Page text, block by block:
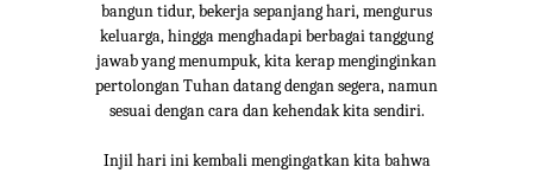
bangun tidur, bekerja sepanjang hari, mengurus
keluarga, hingga menghadapi berbagai tanggung
jawab yang menumpuk, kita kerap menginginkan
pertolongan Tuhan datang dengan segera, namun
sesuai dengan cara dan kehendak kita sendiri.
Injil hari ini kembali mengingatkan kita bahwa